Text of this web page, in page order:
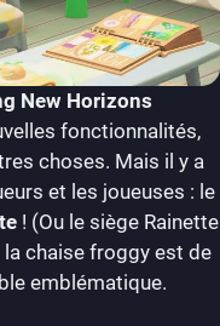
New Horizons
fonctionnalités,
choses. Mais il y a
et les joueuses : le
! (Ou le siège Rainette
la chaise froggy est de
emblématique.